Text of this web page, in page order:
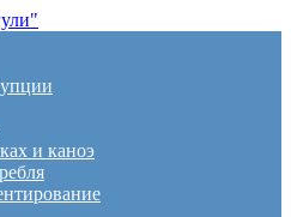
№14
и каноэ